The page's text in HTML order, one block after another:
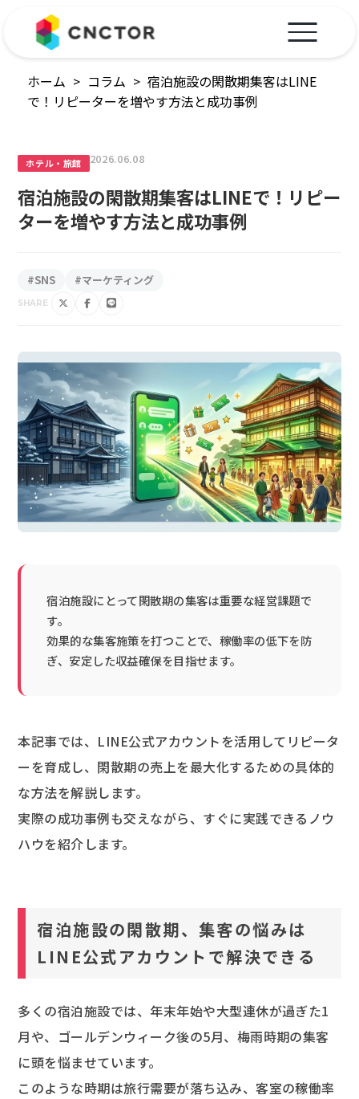
ホーム > コラム > 宿泊施設の閑散期集客はLINE
で！リピーターを増やす方法と成功事例
ホテル・旅館 2026.06.08
宿泊施設の閑散期集客はLINEで！リピー
ターを増やす方法と成功事例
#SNS #マーケティング
SHARE
宿泊施設にとって閑散期の集客は重要な経営課題で
す。
効果的な集客施策を打つことで、稼働率の低下を防
ぎ、安定した収益確保を目指せます。
本記事では、LINE公式アカウントを活用してリピータ
ーを育成し、閑散期の売上を最大化するための具体的
な方法を解説します。
実際の成功事例も交えながら、すぐに実践できるノウ
ハウを紹介します。
宿泊施設の閑散期、集客の悩みは
LINE公式アカウントで解決できる
多くの宿泊施設では、年末年始や大型連休が過ぎた1
月や、ゴールデンウィーク後の5月、梅雨時期の集客
に頭を悩ませています。
このような時期は旅行需要が落ち込み、客室の稼働率